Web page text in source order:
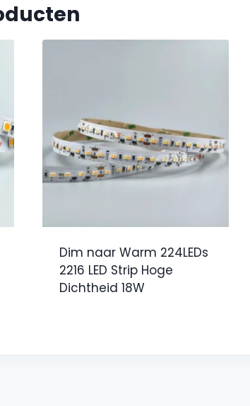
Dim naar Warm 224LEDs
2216 LED Strip Hoge
Dichtheid 18W